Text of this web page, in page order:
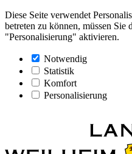
Diese Seite verwendet
betreten zu können, müssen Sie
"Personalisierung" aktivieren.
Notwendig
Statistik
Komfort
Personalisierung